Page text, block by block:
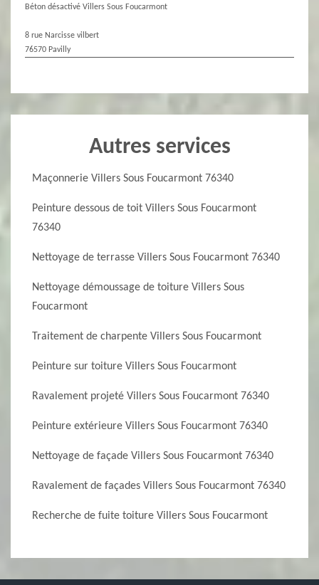
Béton désactivé Villers Sous Foucarmont
8 rue Narcisse vilbert
76570 Pavilly
Autres services
Maçonnerie Villers Sous Foucarmont 76340
Peinture dessous de toit Villers Sous Foucarmont
76340
Nettoyage de terrasse Villers Sous Foucarmont 76340
Nettoyage démoussage de toiture Villers Sous
Foucarmont
Traitement de charpente Villers Sous Foucarmont
Peinture sur toiture Villers Sous Foucarmont
Ravalement projeté Villers Sous Foucarmont 76340
Peinture extérieure Villers Sous Foucarmont 76340
Nettoyage de façade Villers Sous Foucarmont 76340
Ravalement de façades Villers Sous Foucarmont 76340
Recherche de fuite toiture Villers Sous Foucarmont